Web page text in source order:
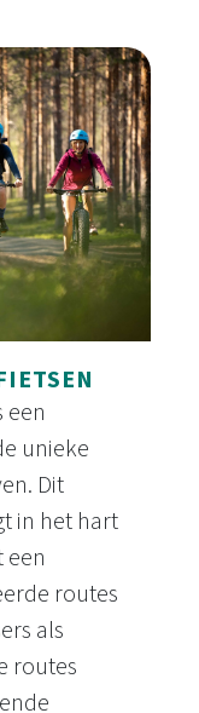
een
unieke
Dit
in het hart
routes
als
routes